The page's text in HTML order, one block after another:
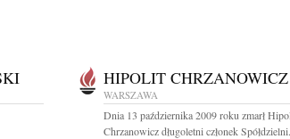
HIPOLIT CHRZANOWICZ
WARSZAWA
Dnia 13 października 2009 roku zmarł
Chrzanowicz długoletni członek